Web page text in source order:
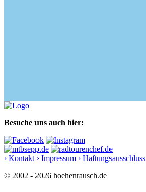
Besuche uns auch hier:
› Kontakt › Impressum › Haftungsausschluss
© 2002 - 2026 hoehenrausch.de